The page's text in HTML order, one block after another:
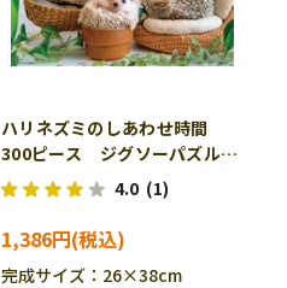
ハリネズミのしあわせ時間
300ピース ジグソーパズル
BEV-300-138
4.0 (1)
1,386円
完成サイズ：26×38cm